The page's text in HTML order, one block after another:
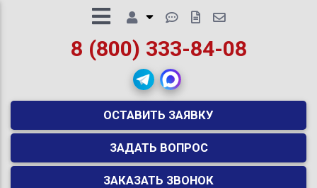
8 (800) 333-84-08
ОСТАВИТЬ ЗАЯВКУ
ЗАДАТЬ ВОПРОС
ЗАКАЗАТЬ ЗВОНОК